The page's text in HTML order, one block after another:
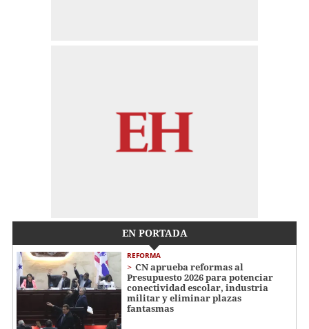
EN PORTADA
REFORMA
CN aprueba reformas al
Presupuesto 2026 para potenciar
conectividad escolar, industria
militar y eliminar plazas
fantasmas